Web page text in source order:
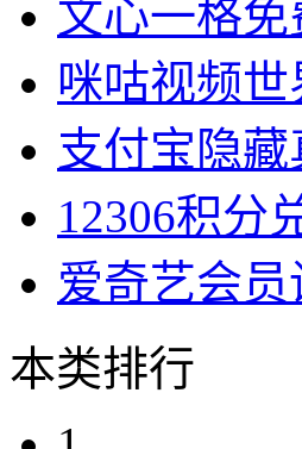
文心一格
咪咕视频
支付宝隐
12306积分
爱奇艺会
本类排行